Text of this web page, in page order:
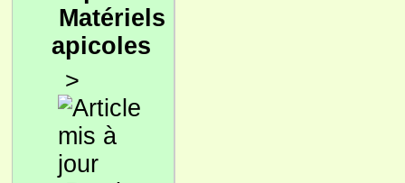
Matériels
apicoles
>